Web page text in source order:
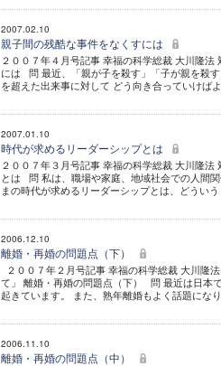
2007.02.10
親子間の残酷な事件をなくすには
２００７年４月号記事 幸福の科学総裁 大川隆
には 問 最近、「親が子を殺す」「子が親を殺
を超えた出来事に対して どう向き合っていけば
2007.01.10
時代が求めるリーダーシップとは
２００７年３月号記事 幸福の科学総裁 大川隆
とは 問 私は、職場や家庭、地域社会での人間
まの時代が求めるリーダーシップとは、どうい
2006.12.10
離婚・再婚の問題点（下）
２００７年２月号記事 幸福の科学総裁 大川隆
て」 離婚・再婚の問題点（下） 問 最近は日本
起きています。 また、熟年離婚もよく話題にな
2006.11.10
離婚・再婚の問題点（中）